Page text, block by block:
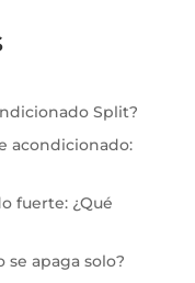
Split?
acondicionado:
fuerte: ¿Qué
apaga solo?